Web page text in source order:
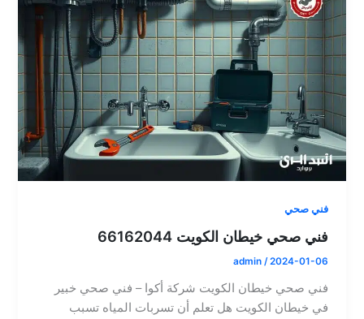
فني صحي
فني صحي خيطان الكويت 66162044
admin /2024-01-06
فني صحي خيطان الكويت شركة أكوا – فني صحي خبير
في خيطان الكويت هل تعلم أن تسربات المياه تسبب